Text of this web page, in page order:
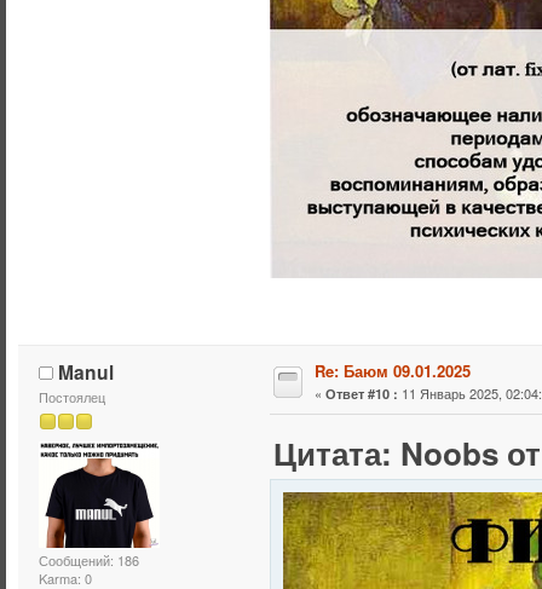
Manul
Постоялец
Сообщений: 186
Karma: 0
Re: Баюм 09.01.2025
« Ответ #10 : 11 Январь 2025,
Цитата: Noobs